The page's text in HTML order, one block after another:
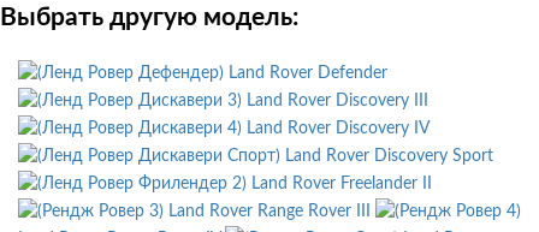
Выбрать другую модель:
Land Rover Defender
Land Rover Discovery III
Land Rover Discovery IV
Land Rover Discovery Sport
Land Rover Freelander II
Land Rover Range Rover III